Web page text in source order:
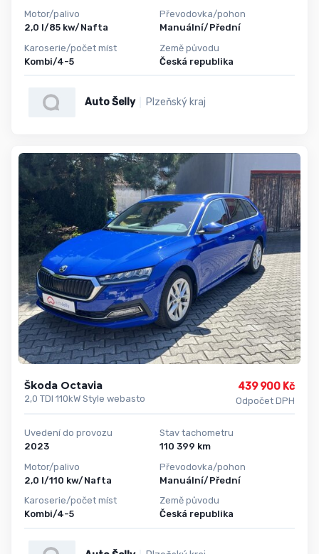
Motor/palivo
2,0 l/85 kw/Nafta
Karoserie/počet míst
Kombi/4-5
Převodovka/pohon
Manuální/Přední
Země původu
Česká republika
Auto Šelly Plzeňský kraj
Škoda Octavia
2,0 TDI 110kW Style webasto
439 900 Kč
Odpočet DPH
Uvedení do provozu
2023
Motor/palivo
2,0 l/110 kw/Nafta
Karoserie/počet míst
Kombi/4-5
Stav tachometru
110 399 km
Převodovka/pohon
Manuální/Přední
Země původu
Česká republika